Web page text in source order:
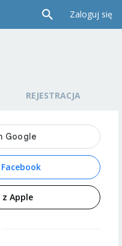
Zaloguj się
REJESTRACJA
Apple